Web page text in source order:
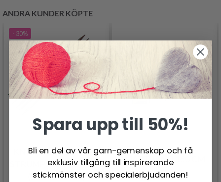
ANDRA KUNDER KÖPTE
- 30%
KNITPRO SYMFONIE
STRUMPSTICKA 15 CM
(2.50-8.00MM)
MÅTTBAND 150 CM
14.95 SEK
Spara upp till 50%!
Bli en del av vår garn-gemenskap och få
exklusiv tillgång till inspirerande
stickmönster och specialerbjudanden!